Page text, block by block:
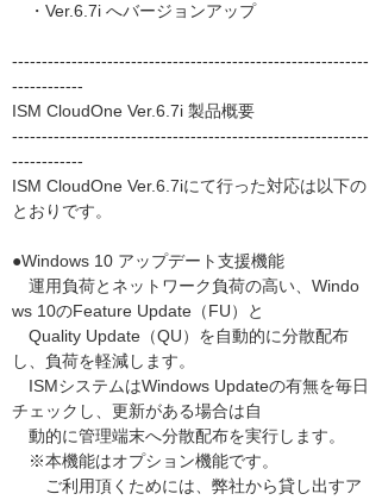
・Ver.6.7i へバージョンアップ
------------------------------------------------------------
------------
ISM CloudOne Ver.6.7i 製品概要
------------------------------------------------------------
------------
ISM CloudOne Ver.6.7iにて行った対応は以下の
とおりです。
●Windows 10 アップデート支援機能
運用負荷とネットワーク負荷の高い、Windo
ws 10のFeature Update（FU）と
Quality Update（QU）を自動的に分散配布
し、負荷を軽減します。
ISMシステムはWindows Updateの有無を毎日
チェックし、更新がある場合は自
動的に管理端末へ分散配布を実行します。
※本機能はオプション機能です。
ご利用頂くためには、弊社から貸し出すア